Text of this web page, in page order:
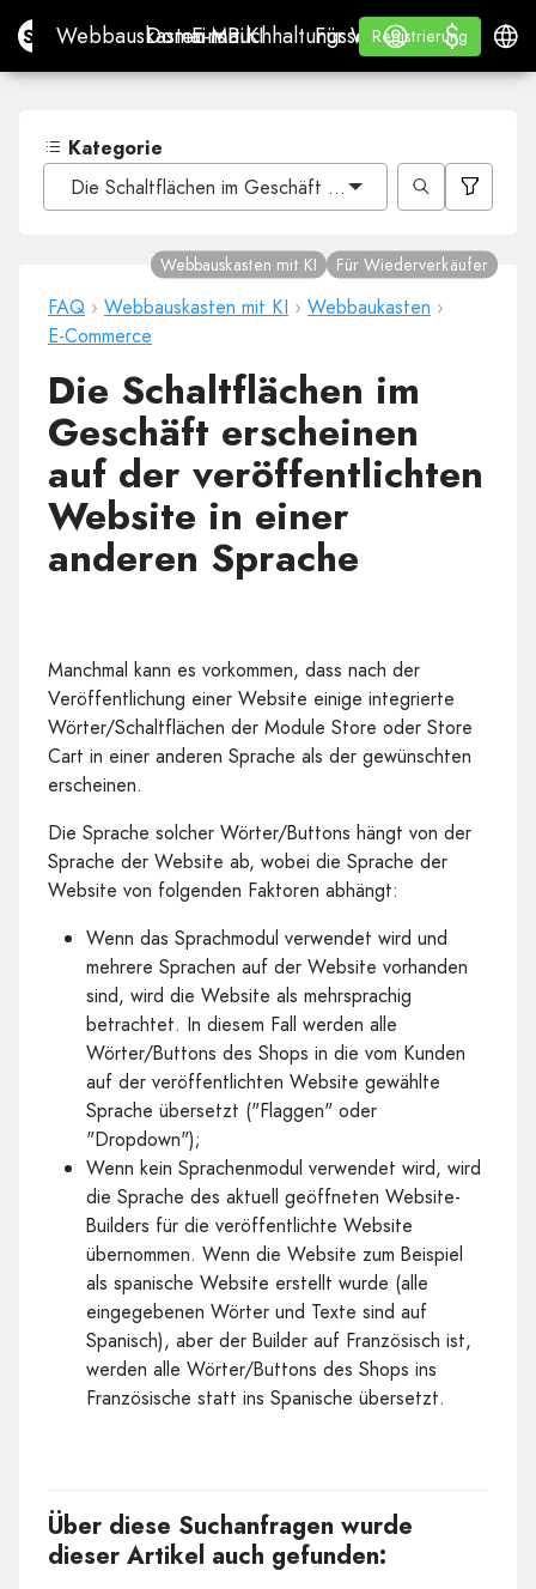
Site.proWebbauskasten mit KI
Webbauskasten mit KI
Domains
Domains
E-Mail
E-MailBuchhaltungssoftware
Buchhaltungssoftware
Für
Für Wiederverkäufer
WHITE LABEL
Lernen
Lernen
Registrierung
Registrierung
Anmelden
$
$
Kategorie
Die Schaltflächen im Geschäft erscheinen auf der
FAQ › Webbauskasten mit KI › Webbaukasten ›
E-Commerce
Webbauskasten mit KI Für Wiederverkäufer
Die Schaltflächen im
Geschäft erscheinen
auf der veröffentlichten
Website in einer
anderen Sprache
Manchmal kann es vorkommen, dass nach der
Veröffentlichung einer Website einige integrierte
Wörter/Schaltflächen der Module Store oder Store
Cart in einer anderen Sprache als der gewünschten
erscheinen.
Die Sprache solcher Wörter/Buttons hängt von der
Sprache der Website ab, wobei die Sprache der
Website von folgenden Faktoren abhängt:
Wenn das Sprachmodul verwendet wird und
mehrere Sprachen auf der Website vorhanden
sind, wird die Website als mehrsprachig
betrachtet. In diesem Fall werden alle
Wörter/Buttons des Shops in die vom Kunden
auf der veröffentlichten Website gewählte
Sprache übersetzt ("Flaggen" oder
"Dropdown");
Wenn kein Sprachenmodul verwendet wird, wird
die Sprache des aktuell geöffneten Website-
Builders für die veröffentlichte Website
übernommen. Wenn die Website zum Beispiel
als spanische Website erstellt wurde (alle
eingegebenen Wörter und Texte sind auf
Spanisch), aber der Builder auf Französisch ist,
werden alle Wörter/Buttons des Shops ins
Französische statt ins Spanische übersetzt.
Über diese Suchanfragen wurde
dieser Artikel auch gefunden: